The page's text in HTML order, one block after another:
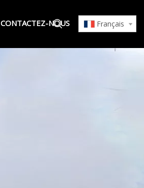
CONTACTEZ-NOUS Français